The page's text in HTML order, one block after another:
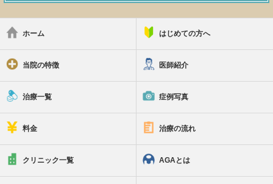
ホーム はじめての方へ
当院の特徴 医師紹介
治療一覧 症例写真
料金 治療の流れ
クリニック一覧 AGAとは